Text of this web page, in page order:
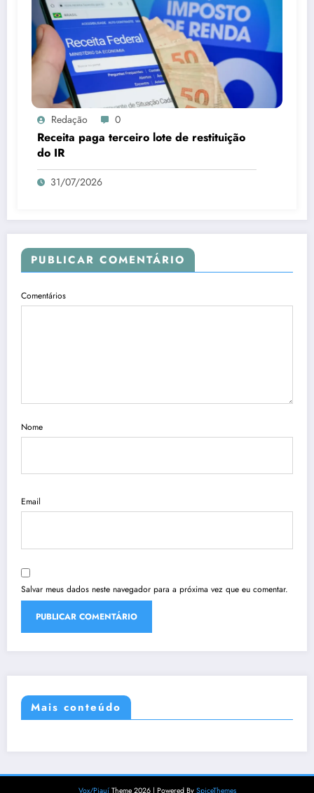
Redação 0
Receita paga terceiro lote de restituição
do IR
31/07/2026
PUBLICAR COMENTÁRIO
Comentários
Nome
Email
Salvar meus dados neste navegador para a próxima vez que eu comentar.
Mais conteúdo
Vox/Piauí Theme 2026 | Powered By SpiceThemes